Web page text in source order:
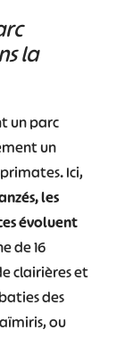
la
un parc
un
Ici,
les
évoluent
de 16
clairières et
des
ou